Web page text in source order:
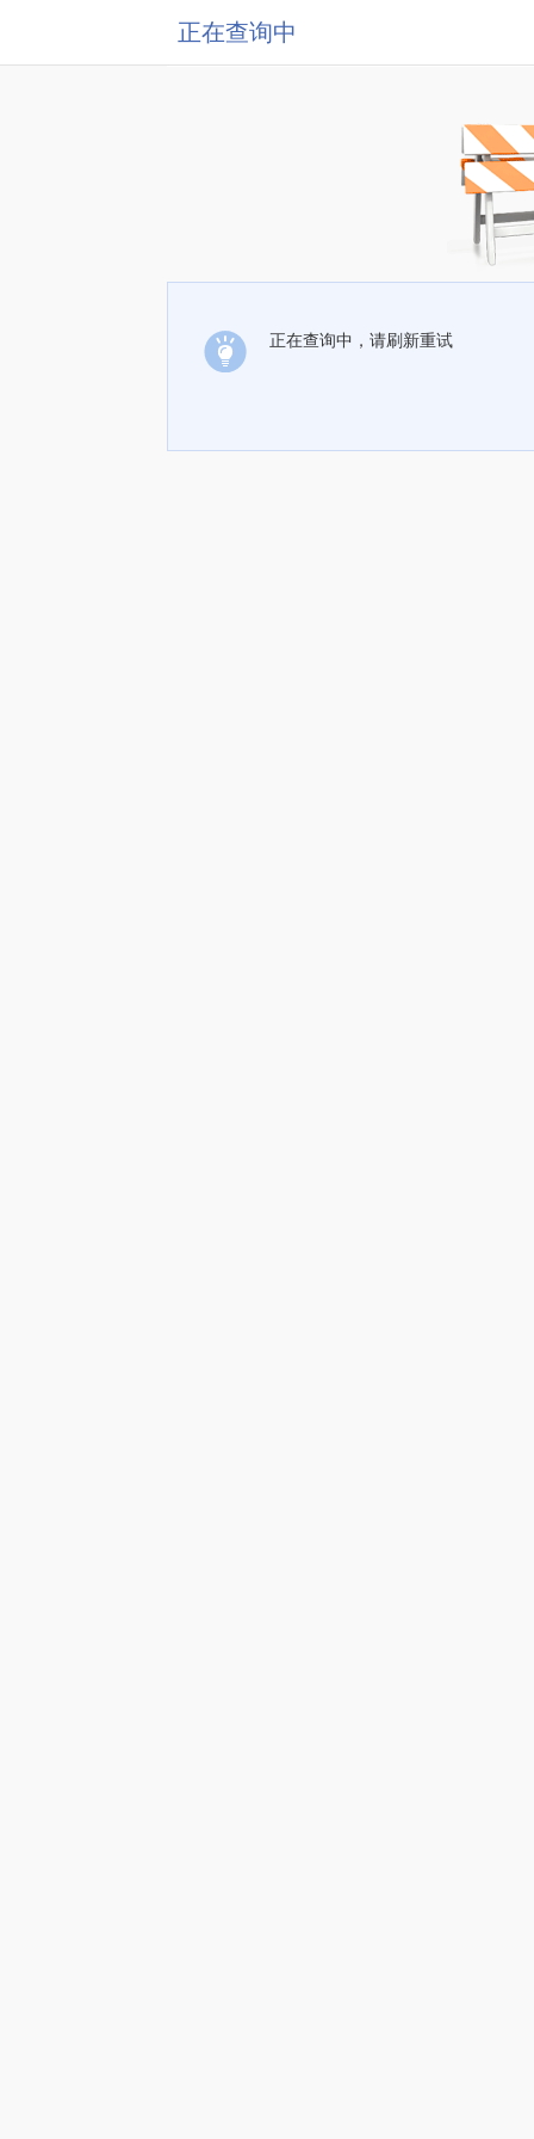
正在查询中
正在查询中，请刷新重试